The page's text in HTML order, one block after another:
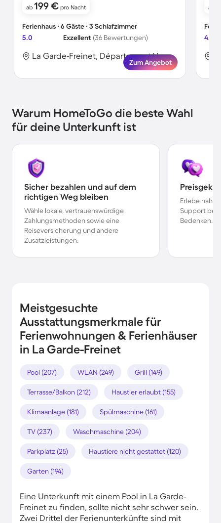
ab 199 € pro Nacht
Ferienhaus ∙ 6 Gäste ∙ 3 Schlafzimmer
5.0
Exzellent (36 Bewertungen)
La Garde-Freinet, Département Var, Frankreich
Zum Angebot
ab
4.1
Warum HomeToGo die beste Wahl
für deine Unterkunft ist
Sicher bezahlen und auf dem
richtigen Weg bleiben
Wähle lokale, vertrauenswürdige
Zahlungsmethoden sowie eine
Reiseversicherung und andere
Zusatzleistungen.
Erlebe
Support bei
Bedenken.
Meistgesuchte
Ausstattungsmerkmale für
Ferienwohnungen & Ferienhäuser
in La Garde-Freinet
Pool (207) WLAN (249) Grill (149)
Terrasse/Balkon (212) Haustier erlaubt (155)
Klimaanlage (181) Spülmaschine (161)
TV (237) Waschmaschine (204)
Parkplatz (25) Haustiere nicht gestattet (120)
Garten (194)
Eine Unterkunft mit einem Pool in La Garde-
Freinet zu finden, sollte nicht sehr schwer sein.
Zwei Drittel der Ferienunterkünfte sind mit